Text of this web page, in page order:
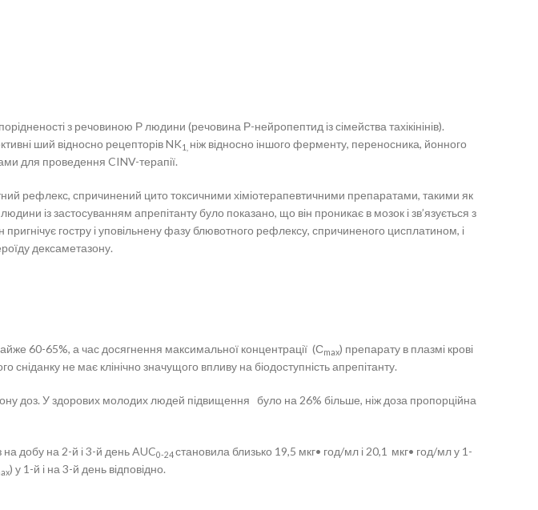
з речовиною Р людини (речовина Р-нейропептид із сімейства тахікінінів).
ший відносно рецепторів NK1, ніж відносно іншого ферменту, переносника, йонного
для проведення CINV-терапії.
рефлекс, спричинений цито токсичними хіміотерапевтичними препаратами, такими як
із застосуванням апрепітанту було показано, що він проникає в мозок і зв’язується з
гостру і уповільнену фазу блювотного рефлексу, спричиненого цисплатином, і
дексаметазону.
60-65%, а час досягнення максимальної концентрації (Сmax) препарату в плазмі крові
не має клінічно значущого впливу на біодоступність апрепітанту.
доз. У здорових молодих людей підвищення було на 26% більше, ніж доза пропорційна
добу на 2-й і 3-й день AUC0-24становила близько 19,5 мкг• год/мл і 20,1 мкг• год/мл у 1-
) у 1-й і на 3-й день відповідно.